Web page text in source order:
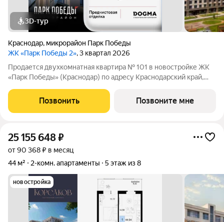
3D-тур
Краснодар, микрорайон Парк Победы
ЖК «Парк Победы 2», 3 квартал 2026
Продается двухкомнатная квартира № 101 в новостройке ЖК
«Парк Победы» (Краснодар) по адресу Краснодарский край,
квартиры 55.90 кв. м., этаж 12 из 18, секция 1. Тип проекта, по
которому построен
Позвонить Позвоните мне
25 155 648₽
от 90 368 ₽ в месяц
44 м²
2-комн. апартаменты 5 этаж из 8
новостройка